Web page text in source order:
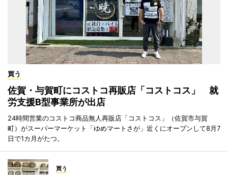
買う
佐賀・与賀町にコストコ再販店「コストコス」 就
労支援B型事業所が出店
24時間営業のコストコ商品無人再販店「コストコス」（佐賀市与賀
町）がスーパーマーケット「ゆめマートさが」近くにオープンして8月7
日で1カ月がたつ。
買う